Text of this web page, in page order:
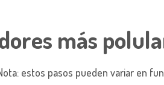
más
estos pasos pueden variar en